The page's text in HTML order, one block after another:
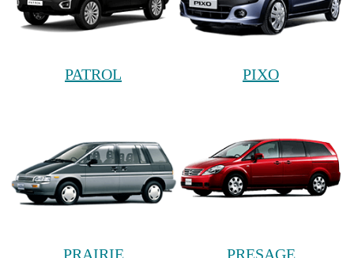
PATROL PIXO
PRAIRIE PRESAGE